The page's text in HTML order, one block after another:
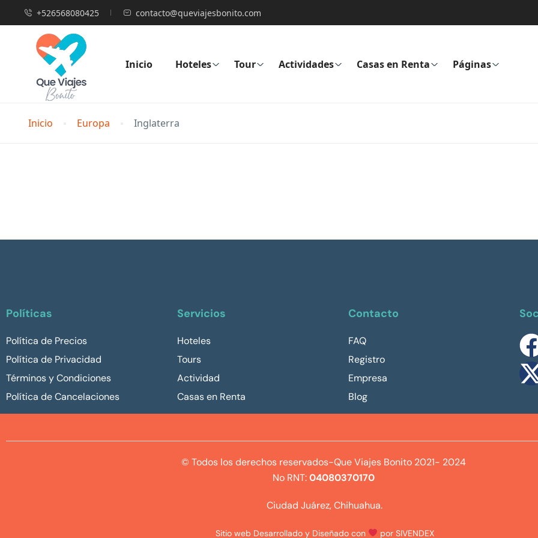
+526568080425 contacto@queviajesbonito.com
Inicio Hoteles Tour Actividades Casas en Renta Páginas
Inicio Europa Inglaterra
Políticas
Política de Precios
Política de Privacidad
Términos y Condiciones
Política de Cancelaciones
Servicios
Hoteles
Tours
Actividad
Casas en Renta
Contacto
FAQ
Registro
Empresa
Blog
© Todos los derechos reservados-Que Viajes Bonito 2021- 2024
No RNT:04080370170
Ciudad Juárez, Chihuahua.
Sitio web Desarrollado y Diseñado con por SIVENDEX